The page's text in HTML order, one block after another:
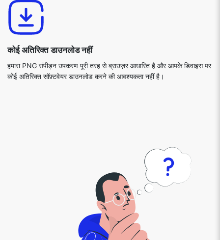
कोई अतिरिक्त डाउनलोड नहीं
हमारा PNG संपीड़न उपकरण पूरी तरह से ब्राउज़र आधारित है और आपके डिवाइस पर
कोई अतिरिक्त सॉफ़्टवेयर डाउनलोड करने की आवश्यकता नहीं है।